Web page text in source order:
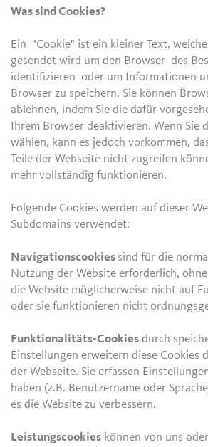
Was sind Cookies?
Ein "Cookie" ist ein kleiner Text,
gesendet wird um den Browser des
identifizieren oder um Informationen
Browser zu speichern. Sie können
ablehnen, indem Sie die dafür
Ihrem Browser deaktivieren. Wenn Sie
wählen, kann es jedoch vorkommen,
Teile der Webseite nicht zugreifen
mehr vollständig funktionieren.
Folgende Cookies werden auf dieser
Subdomains verwendet:
Navigationscookies sind für die
Nutzung der Website erforderlich,
die Website möglicherweise nicht auf
oder sie funktionieren nicht
Funktionalitäts-Cookies durch
Einstellungen erweitern diese Cookies
der Webseite. Sie erfassen
haben (z.B. Benutzername oder
es die Website zu verbessern.
Leistungscookies können von uns